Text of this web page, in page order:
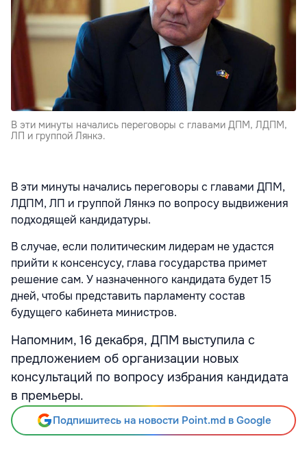
В эти минуты начались переговоры с главами ДПМ, ЛДПМ,
ЛП и группой Лянкэ.
В эти минуты начались переговоры с главами ДПМ,
ЛДПМ, ЛП и группой Лянкэ по вопросу выдвижения
подходящей кандидатуры.
В случае, если политическим лидерам не удастся
прийти к консенсусу, глава государства примет
решение сам. У назначенного кандидата будет 15
дней, чтобы представить парламенту состав
будущего кабинета министров.
Напомним, 16 декабря, ДПМ выступила с
предложением об организации новых
консультаций по вопросу избрания кандидата
в премьеры.
Подпишитесь на новости Point.md в Google